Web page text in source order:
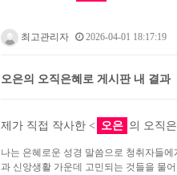
최고관리자 2026-04-01 18:17:19
오은의 오직은혜로 게시판 내 결과
제가 직접 작사한 < 오은 의 오직
나는 은혜로운 성경 말씀으로 청취자들
과 신앙생활 가운데 고민되는 것들을 물